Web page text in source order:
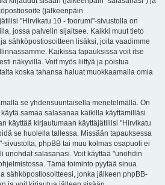
(jälkeenpäin
"Hirvikatu 10 - foorumi"-sivustolla on
jossa palvelin sijaitsee. Kaikki muut tieto
sähköpostiosoitteen lisäksi, joita vaadimme
Kaikissa tapauksissa voit itse
näkyvillä. Voit myös liittyä ja poistua
koska tahansa haluat muokkaamalla omia
se yhdensuuntaisella menetelmällä. On
samaa salasanaa kaikilla käyttämilläsi
käyttää kirjautumaan käyttäjätiliisi "Hirvikatu
se huolella tallessa. Missään tapauksessa
sivustolta, phpBB tai muu kolmas osapuoli ei
unohdat salasanasi. Voit käyttää "unohdin
Tämä toiminto pyytää sinua
sähköpostiosoitteesi, jonka jälkeen phpBB-